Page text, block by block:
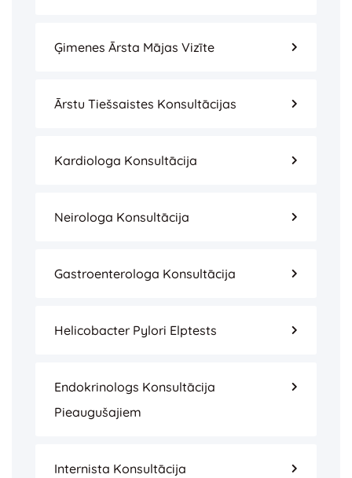
Ģimenes Ārsta Mājas Vizīte
Ārstu Tiešsaistes Konsultācijas
Kardiologa Konsultācija
Neirologa Konsultācija
Gastroenterologa Konsultācija
Helicobacter Pylori Elptests
Endokrinologs Konsultācija
Pieaugušajiem
Internista Konsultācija